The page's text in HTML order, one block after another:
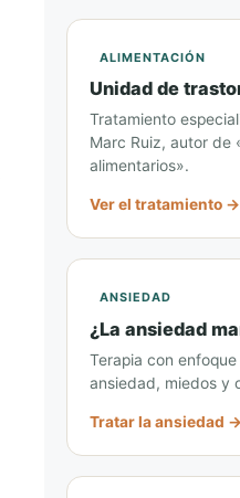
ALIMENTACIÓN
Unidad de
Tratamiento
Marc Ruiz, autor de
alimentarios».
Ver el tratamiento →
ANSIEDAD
¿La ansiedad
Terapia con
ansiedad, miedos y
Tratar la ansiedad →